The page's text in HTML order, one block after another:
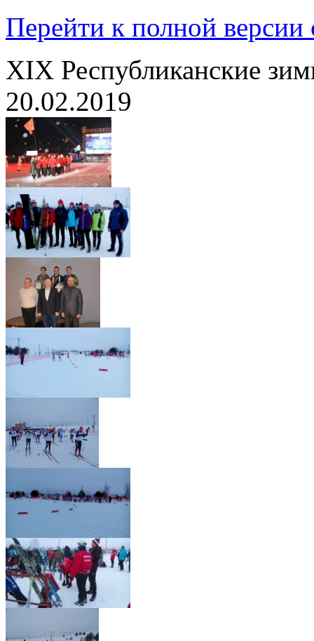
Перейти к полной версии
XIX Республиканские
20.02.2019